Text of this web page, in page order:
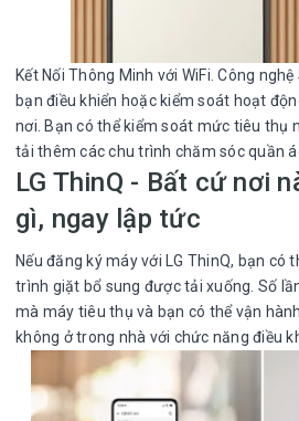
Kết Nối Thông Minh với WiFi. Công
bạn điều khiển hoặc kiểm soát hoạt
nơi. Bạn có thể kiểm soát mức tiêu thụ
tải thêm các chu trình chăm sóc quần
LG ThinQ - Bất cứ nơi
gì, ngay lập tức
Nếu đăng ký máy với LG ThinQ, bạn có
trình giặt bổ sung được tải xuống. Số
mà máy tiêu thụ và bạn có thể vận
không ở trong nhà với chức năng điều